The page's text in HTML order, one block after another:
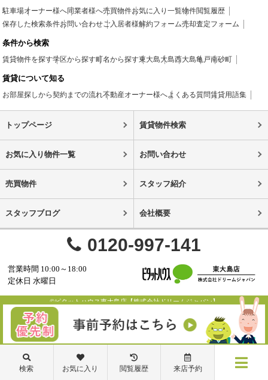
駐車場オーナー様へ同業者様へ売買物件お気に入り一覧物件閲覧履歴
保存した検索条件お問い合わせご入居者様解約フォーム売却査定フォーム
条件から検索
賃貸物件を探す学区から探す町名から探す東大島大島西大島亀戸南砂町
賃貸について知る
お部屋探しから契約までの流れ不動産オーナー様へよくある質問賃貸用語集
トップページ 賃貸物件検索
お気に入り物件一覧 お問い合わせ
売買物件 スタッフ紹介
スタッフブログ 会社概要
0120-997-141
営業時間 10:00～18:00
定休日 水曜日
©ピタットハウス東大島店【株式会社ドリームジャパン】
検索 お気に入り 閲覧履歴 来店予約